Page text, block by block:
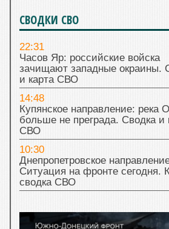
СВОДКИ СВО
22:31
Часов Яр: российские войска
зачищают западные окраины.
и карта СВО
14:48
Купянское направление: река
больше не преграда. Сводка и
СВО
10:30
Днепропетровское
Ситуация на фронте сегодня.
сводка СВО